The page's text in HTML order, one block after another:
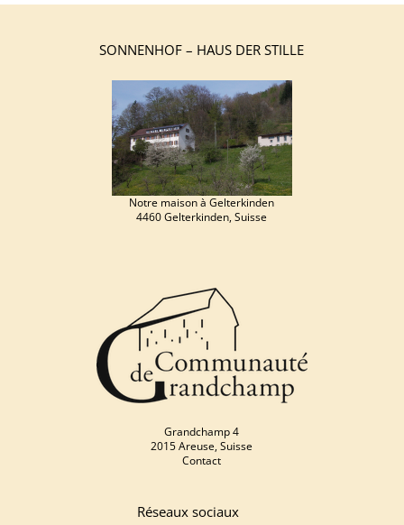
SONNENHOF – HAUS DER STILLE
Notre maison à Gelterkinden
4460 Gelterkinden, Suisse
Grandchamp 4
2015 Areuse, Suisse
Contact
Réseaux sociaux